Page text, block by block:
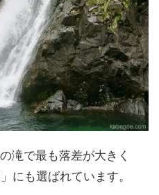
滝で最も落差が大きく
にも選ばれています。